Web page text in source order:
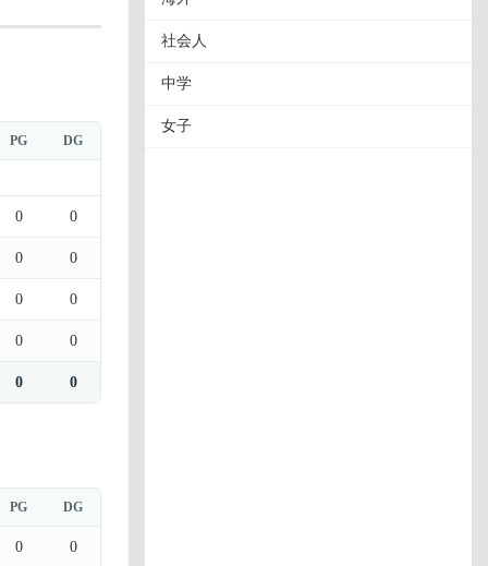
PG DG
0 0
0 0
0 0
0 0
0 0
PG DG
0 0
社会人
中学
女子